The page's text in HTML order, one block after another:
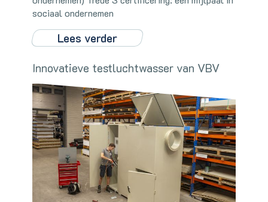
sociaal ondernemen
Lees verder
Innovatieve testluchtwasser van VBV